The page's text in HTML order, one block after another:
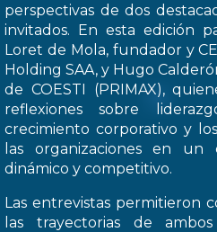
perspectivas de dos
invitados. En esta edición
Loret de Mola, fundador y
Holding SAA, y Hugo
de COESTI (PRIMAX),
reflexiones sobre
crecimiento corporativo y
las organizaciones en
dinámico y competitivo.
Las entrevistas permitieron
las trayectorias de